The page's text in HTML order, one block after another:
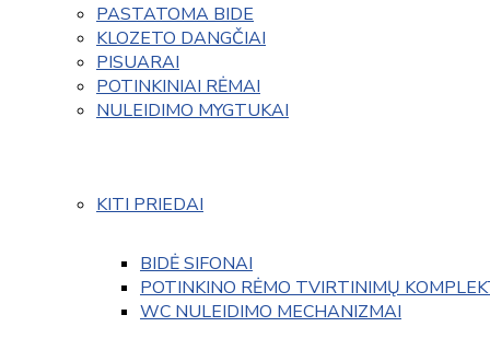
PASTATOMA BIDE
KLOZETO DANGČIAI
PISUARAI
POTINKINIAI RĖMAI
NULEIDIMO MYGTUKAI
KITI PRIEDAI
BIDĖ SIFONAI
POTINKINO RĖMO TVIRTINIMŲ
WC NULEIDIMO MECHANIZMAI